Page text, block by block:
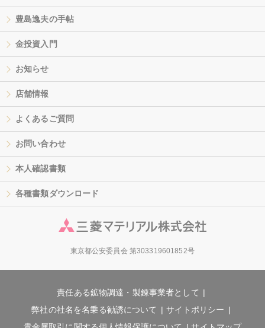
豊島逸夫の手帖
金投資入門
お知らせ
店舗情報
よくあるご質問
お問い合わせ
本人確認書類
各種書類ダウンロード
東京都公安委員会 第303319601852号
責任ある鉱物調達・製錬事業者として
弊社の社名を名乗る勧誘について
サイトポリシー